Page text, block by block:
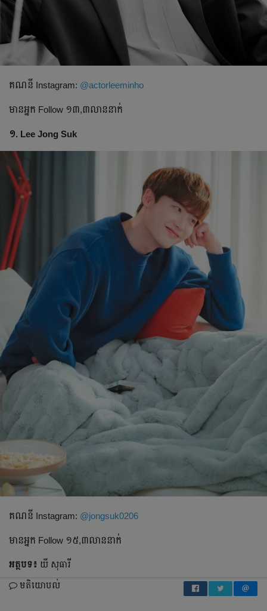
គណនី​ Instagram: @actorleeminho
មានអ្នក​ Follow ១៣,៣លាននាក់
១. Lee Jong Suk
គណនី​ Instagram: @jongsuk0206
មានអ្នក​ Follow ១៥,៣លាននាក់
អត្ថបទ៖ យី សុធារី
មតិយោបល់